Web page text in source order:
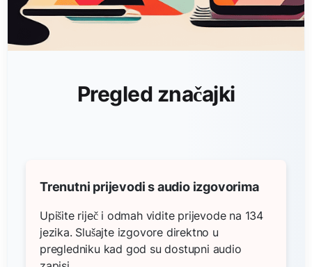
Pregled značajki
Trenutni prijevodi s audio izgovorima
Upišite riječ i odmah vidite prijevode na 134
jezika. Slušajte izgovore direktno u
pregledniku kad god su dostupni audio